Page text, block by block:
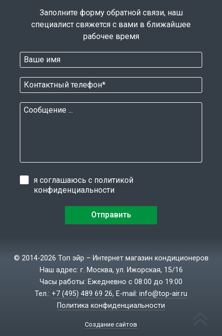
Заполните форму обратной связи, наш
специалист свяжется с вами в ближайшее
рабочее время
я соглашаюсь с политикой
конфиденциальности
© 2014-2026 Топ эйр – Интернет магазин кондиционеров
Наш адрес: г. Москва, ул. Ижорская, 15/16
Часы работы: Ежедневно с 08:00 до 19:00
Тел.: +7 (495) 489 69 26, E-mail: info@top-air.ru
Политика конфиденциальности
Создание сайтов